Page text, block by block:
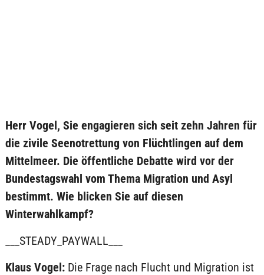
Herr Vogel, Sie engagieren sich seit zehn Jahren für
die zivile Seenotrettung von Flüchtlingen auf dem
Mittelmeer. Die öffentliche Debatte wird vor der
Bundestagswahl vom Thema Migration und Asyl
bestimmt. Wie blicken Sie auf diesen
Winterwahlkampf?
___STEADY_PAYWALL___
Klaus Vogel:Die Frage nach Flucht und Migration ist